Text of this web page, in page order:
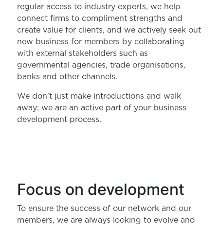
regular access to industry experts, we help
connect firms to compliment strengths and
create value for clients, and we actively seek out
new business for members by collaborating
with external stakeholders such as
governmental agencies, trade organisations,
banks and other channels.
We don’t just make introductions and walk
away; we are an active part of your business
development process.
Focus on development
To ensure the success of our network and our
members, we are always looking to evolve and